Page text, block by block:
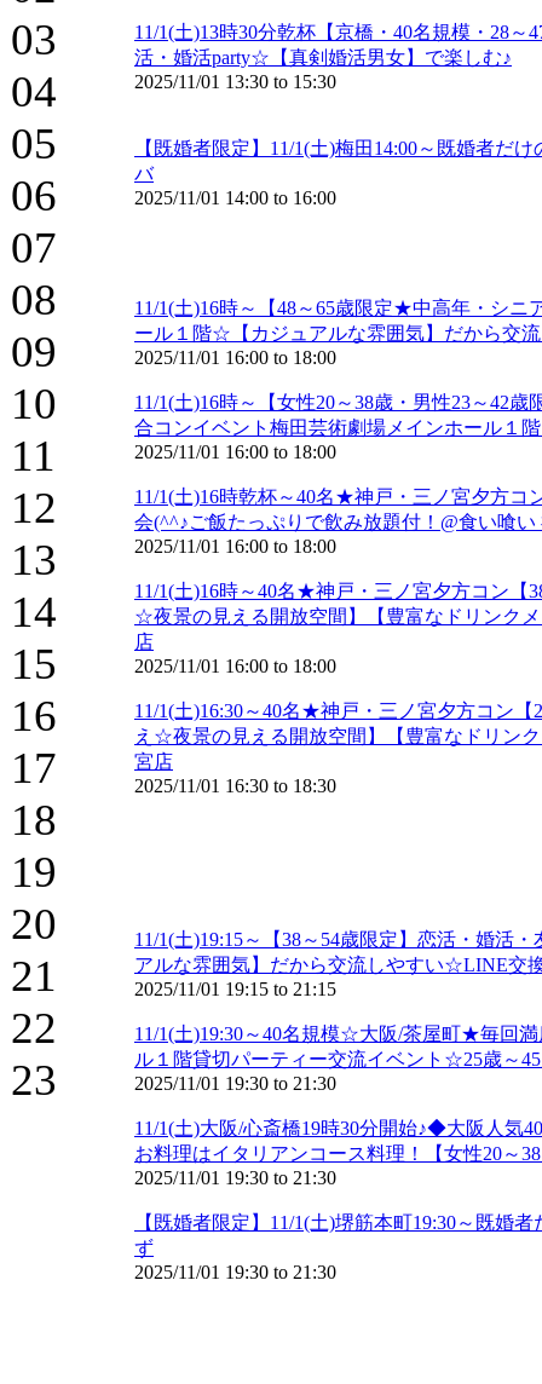
03
04
05
06
07
08
09
10
11
12
13
14
15
16
17
18
19
20
21
22
23
11/1(土)13時30分乾杯【京橋・40名規模・28
活・婚活party☆【真剣婚活男女】で楽しむ♪
2025/11/01 13:30 to 15:30
【既婚者限定】11/1(土)梅田14:00～既婚者だ
バ
2025/11/01 14:00 to 16:00
11/1(土)16時～【48～65歳限定★中高年・シ
ール１階☆【カジュアルな雰囲気】だから交
2025/11/01 16:00 to 18:00
11/1(土)16時～【女性20～38歳・男性23～42
合コンイベント梅田芸術劇場メインホール
2025/11/01 16:00 to 18:00
11/1(土)16時乾杯～40名★神戸・三ノ宮夕方
会(^^♪ご飯たっぷりで飲み放題付！@食い喰い
2025/11/01 16:00 to 18:00
11/1(土)16時～40名★神戸・三ノ宮夕方コン【
☆夜景の見える開放空間】【豊富なドリンク
店
2025/11/01 16:00 to 18:00
11/1(土)16:30～40名★神戸・三ノ宮夕方コン
え☆夜景の見える開放空間】【豊富なドリン
宮店
2025/11/01 16:30 to 18:30
11/1(土)19:15～【38～54歳限定】恋活・婚
アルな雰囲気】だから交流しやすい☆LINE交
2025/11/01 19:15 to 21:15
11/1(土)19:30～40名規模☆大阪/茶屋町★毎回
ル１階貸切パーティー交流イベント☆25歳～
2025/11/01 19:30 to 21:30
11/1(土)大阪/心斎橋19時30分開始♪◆大阪人
お料理はイタリアンコース料理！【女性20～
2025/11/01 19:30 to 21:30
【既婚者限定】11/1(土)堺筋本町19:30～既婚
ず
2025/11/01 19:30 to 21:30